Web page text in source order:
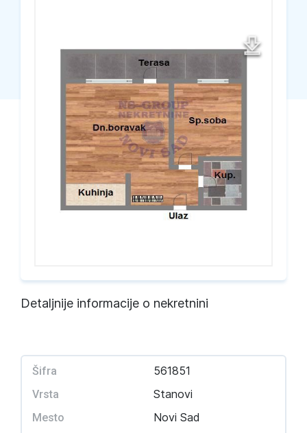
Detaljnije informacije o nekretnini
Šifra 561851
Vrsta Stanovi
Mesto Novi Sad